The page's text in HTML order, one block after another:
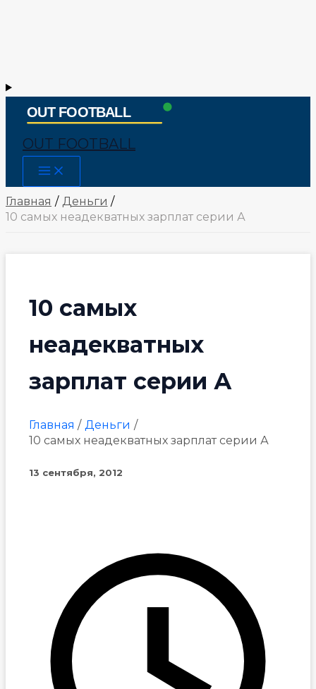
OUT FOOTBALL
Main
Menu
Главная
Деньги
10 самых неадекватных зарплат серии А
10 самых
неадекватных
зарплат серии А
Главная
Деньги
10 самых неадекватных зарплат серии А
13 сентября, 2012